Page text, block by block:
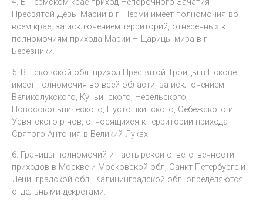
Пресвятой Девы Марии в г. Перми имеет полномочия во
всем крае, за исключением территорий, отнесенных к
полномочиям прихода Марии – Царицы мира в г.
Березники.
5. В Псковской обл. приход Пресвятой Троицы в Пскове
имеет полномочия во всей области, за исключением
Великолукского, Куньинского, Невельского,
Новосокольнического, Пустошкинского, Себежского и
Усвятского р-нов, относящихся к территории прихода
Святого Антония в Великий Луках.
6. Границы полномочий и пастырской ответственности
приходов в Москве и Московской обл, Санкт-Петербурге и
Ленинградской обл., Калининградской обл. определяются
отдельными декретами.